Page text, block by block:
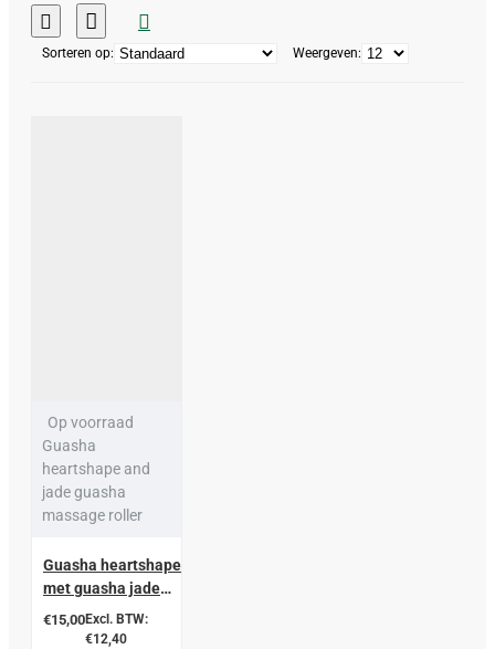
Sorteren op: Weergeven:
Op voorraad
Guasha
heartshape and
jade guasha
massage roller
Guasha heartshape
met guasha jade
massage roller in
een box
€15,00Excl. BTW:
€12,40